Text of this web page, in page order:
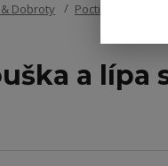
Dobroty Poctivé sirupy
a lípa